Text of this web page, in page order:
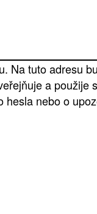
Na tuto adresu
a použije
nebo o